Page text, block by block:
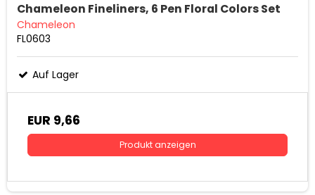
Chameleon Fineliners, 6 Pen Floral Colors Set
Chameleon
FL0603
Auf Lager
EUR 9,66
Produkt anzeigen